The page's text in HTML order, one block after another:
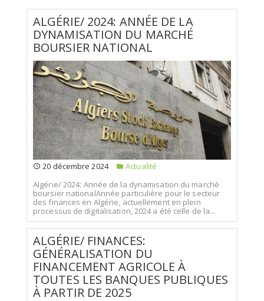
ALGÉRIE/ 2024: ANNÉE DE LA
DYNAMISATION DU MARCHÉ
BOURSIER NATIONAL
20 décembre 2024
Actualité
Algérie/ 2024: Année de la dynamisation du marché
boursier nationalAnnée particulière pour le secteur
des finances en Algérie, actuellement en plein
processus de digitalisation, 2024 a été celle de la...
ALGÉRIE/ FINANCES:
GÉNÉRALISATION DU
FINANCEMENT AGRICOLE À
TOUTES LES BANQUES PUBLIQUES
À PARTIR DE 2025